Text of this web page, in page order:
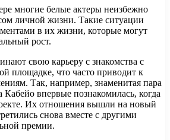
многие белые актеры неизбежно
личной жизни. Такие ситуации
в их жизни, которые могут
рост.
свою карьеру с знакомства с
площадке, что часто приводит к
Так, например, знаменитая пара
впервые познакомилась, когда
Их отношения вышли на новый
снова вместе с другими
премии.